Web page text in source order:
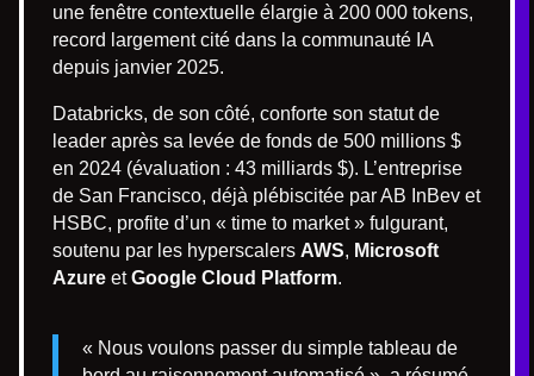
une fenêtre contextuelle élargie à 200 000 tokens,
record largement cité dans la communauté IA
depuis janvier 2025.
Databricks, de son côté, conforte son statut de
leader après sa levée de fonds de 500 millions $
en 2024 (évaluation : 43 milliards $). L’entreprise
de San Francisco, déjà plébiscitée par AB InBev et
HSBC, profite d’un « time to market » fulgurant,
soutenu par les hyperscalers AWS, Microsoft
Azure etGoogle Cloud Platform.
« Nous voulons passer du simple tableau de